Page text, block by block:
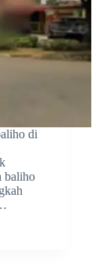
di
baliho